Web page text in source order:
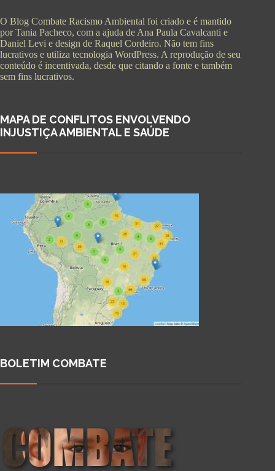
O Blog Combate Racismo Ambiental foi criado e é mantido
por Tania Pacheco, com a ajuda de Ana Paula Cavalcanti e
Daniel Levi e design de Raquel Cordeiro. Não tem fins
lucrativos e utiliza tecnologia WordPress. A reprodução de seu
conteúdo é incentivada, desde que citando a fonte e também
sem fins lucrativos.
MAPA DE CONFLITOS ENVOLVENDO
INJUSTIÇA AMBIENTAL E SAÚDE
BOLETIM COMBATE